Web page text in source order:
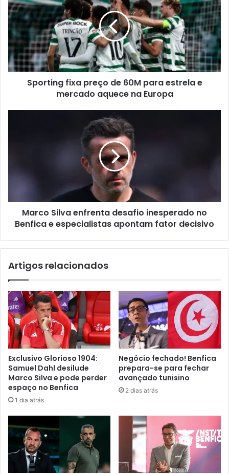
Sporting fixa preço de 60M para estrela e
mercado aquece na Europa
Marco Silva enfrenta desafio inesperado no
Benfica e especialistas apontam fator decisivo
Artigos relacionados
Exclusivo Glorioso 1904:
Samuel Dahl desilude
Marco Silva e pode perder
espaço no Benfica
1 dia atrás
Negócio fechado! Benfica
prepara-se para fechar
avançado tunisino
2 dias atrás